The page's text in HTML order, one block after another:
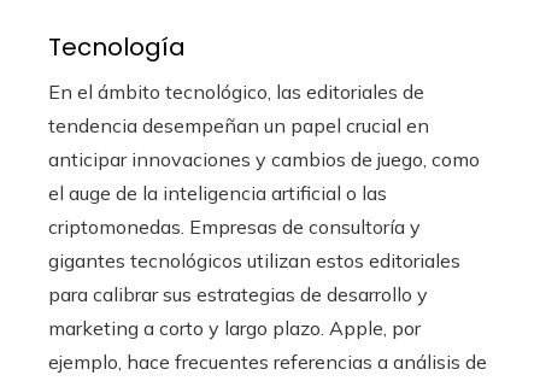
Tecnología
En el ámbito tecnológico, las editoriales de
tendencia desempeñan un papel crucial en
anticipar innovaciones y cambios de juego, como
el auge de la inteligencia artificial o las
criptomonedas. Empresas de consultoría y
gigantes tecnológicos utilizan estos editoriales
para calibrar sus estrategias de desarrollo y
marketing a corto y largo plazo. Apple, por
ejemplo, hace frecuentes referencias a análisis de